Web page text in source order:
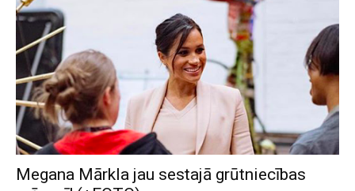
Megana Mārkla jau sestajā grūtniecības